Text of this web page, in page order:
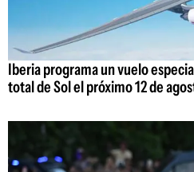
Iberia programa un vuelo
total de Sol el próximo 12 de